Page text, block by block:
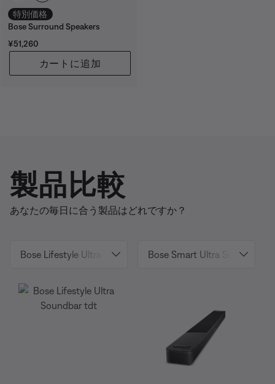
特別価格
Bose Surround Speakers
価格:
¥51,260
カートに追加
製品比較
あなたの毎日に合う製品はどれですか？